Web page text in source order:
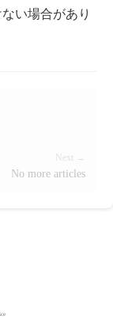
い場合があり
Next →
No more articles